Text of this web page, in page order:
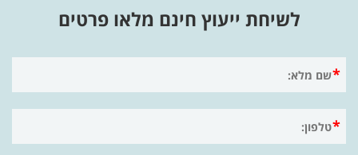
לשיחת ייעוץ חינם מלאו פרטים